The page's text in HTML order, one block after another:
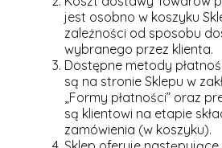
jest osobno w koszyku
zależności od sposobu
wybranego przez klienta.
Dostępne metody
są na stronie Sklepu w
„Formy płatności” oraz
są klientowi na etapie
zamówienia (w koszyku).